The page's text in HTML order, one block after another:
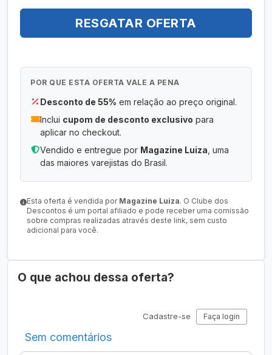
RESGATAR OFERTA
POR QUE ESTA OFERTA VALE A PENA
Desconto de 55% em relação ao preço original.
Inclui cupom de desconto exclusivo para
aplicar no checkout.
Vendido e entregue por Magazine Luiza , uma
das maiores varejistas do Brasil.
Esta oferta é vendida por Magazine Luiza. O Clube dos
Descontos é um portal afiliado e pode receber uma comissão
sobre compras realizadas através deste link, sem custo
adicional para você.
O que achou dessa oferta?